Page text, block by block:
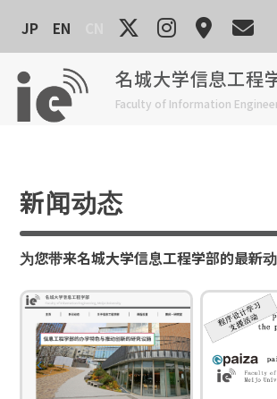
content
名城大学信息工程
Faculty of Information
JP EN
新闻动态
为您带来名城大学信息工程学部的最新动